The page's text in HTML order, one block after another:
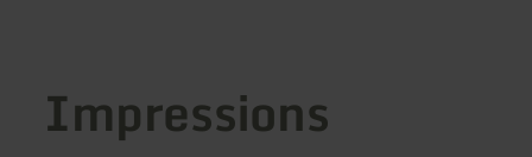
Impressions